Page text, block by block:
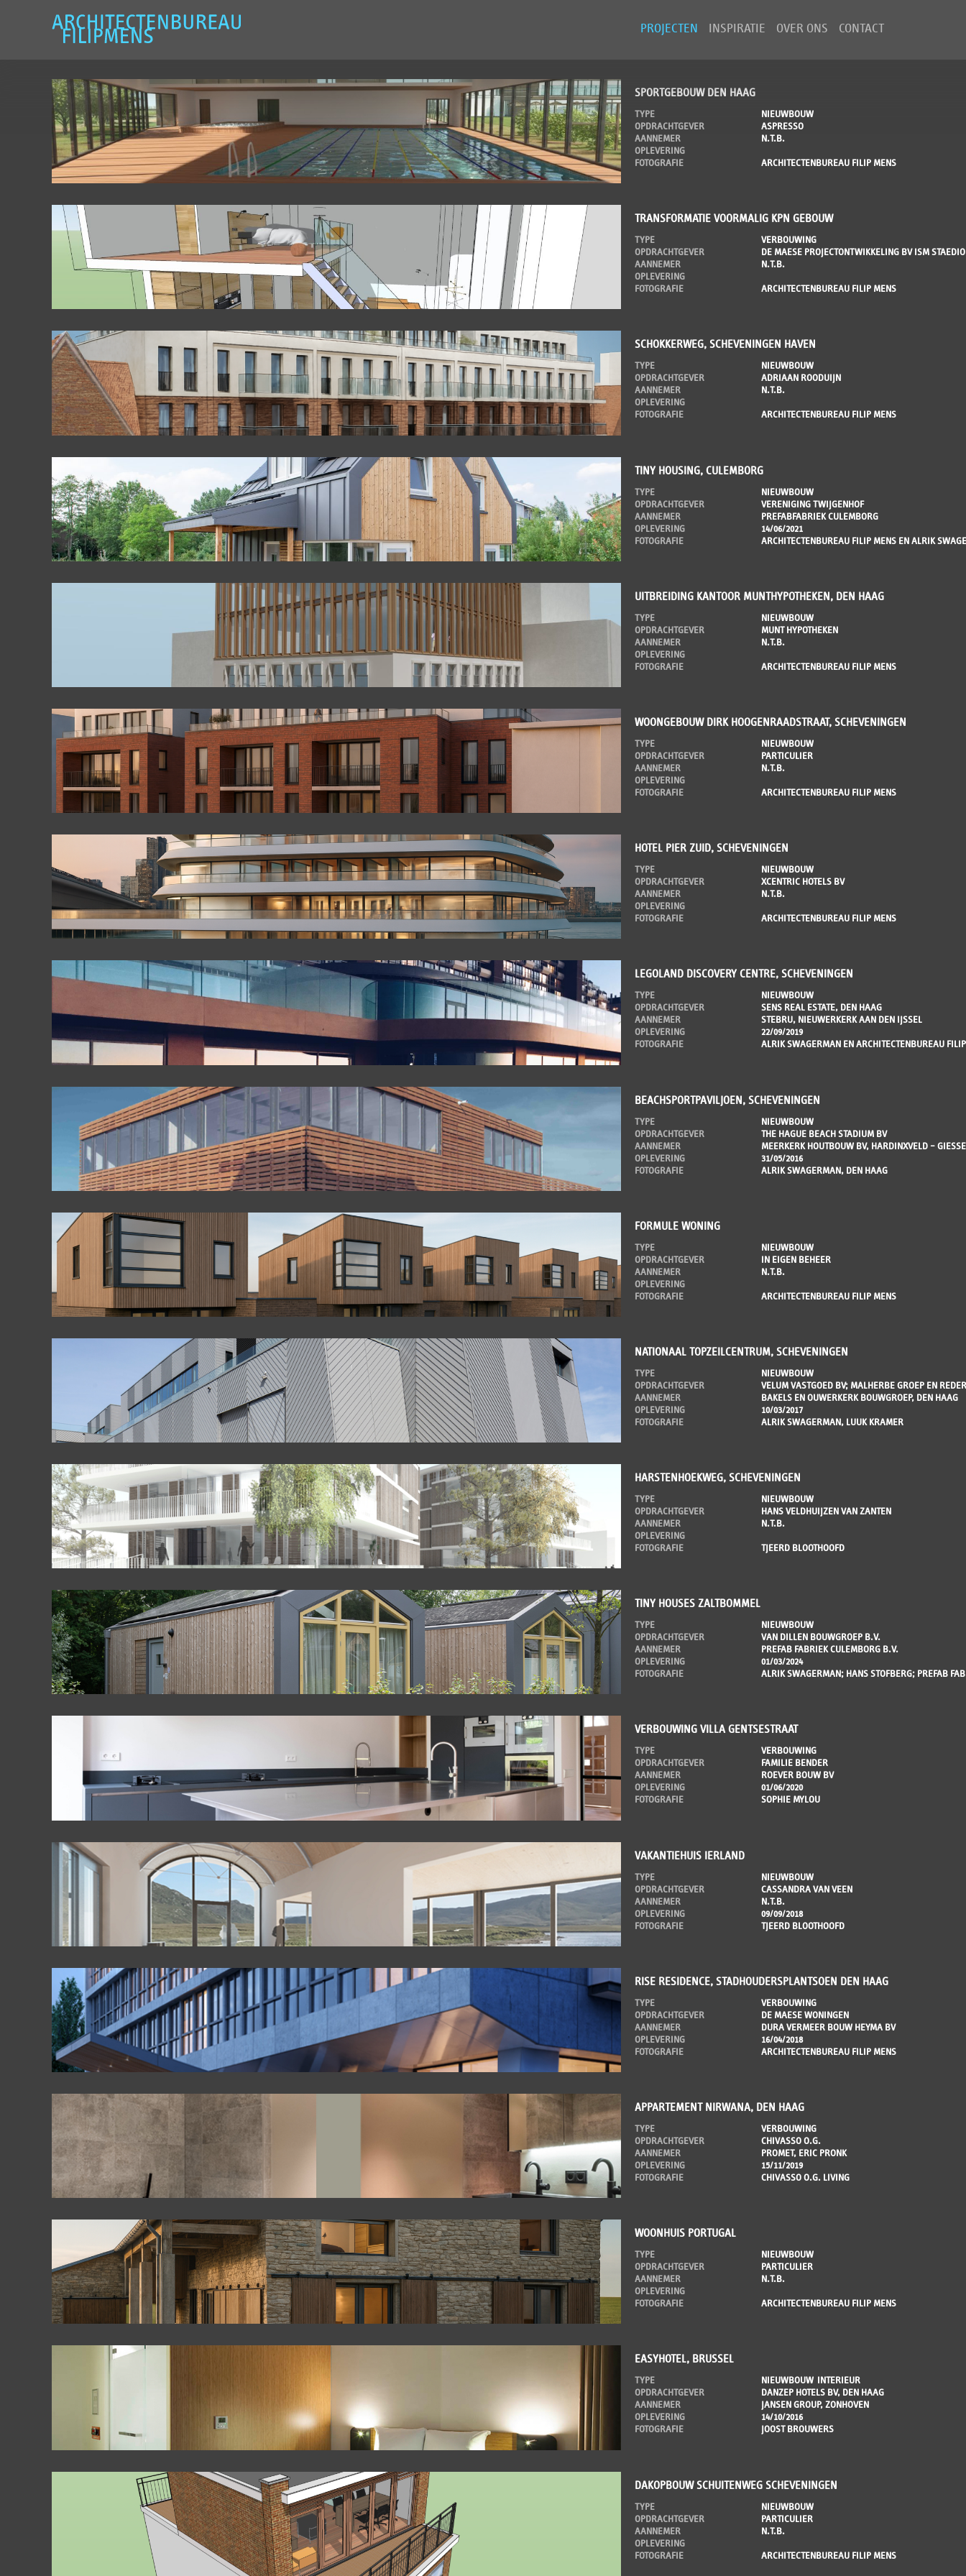
PROJECTEN INSPIRATIE OVER ONS CONTACT
SPORTGEBOUW DEN HAAG
TYPE
NIEUWBOUW
OPDRACHTGEVER
ASPRESSO
AANNEMER
N.T.B.
OPLEVERING
FOTOGRAFIE
ARCHITECTENBUREAU FILIP MENS
TRANSFORMATIE VOORMALIG KPN GEBOUW
TYPE
VERBOUWING
OPDRACHTGEVER
DE MAESE PROJECTONTWIKKELING BV ISM
AANNEMER
N.T.B.
OPLEVERING
FOTOGRAFIE
ARCHITECTENBUREAU FILIP MENS
SCHOKKERWEG, SCHEVENINGEN HAVEN
TYPE
NIEUWBOUW
OPDRACHTGEVER
ADRIAAN ROODUIJN
AANNEMER
N.T.B.
OPLEVERING
FOTOGRAFIE
ARCHITECTENBUREAU FILIP MENS
TINY HOUSING, CULEMBORG
TYPE
NIEUWBOUW
OPDRACHTGEVER
VERENIGING TWIJGENHOF
AANNEMER
PREFABFABRIEK CULEMBORG
OPLEVERING
14/06/2021
FOTOGRAFIE
ARCHITECTENBUREAU FILIP MENS EN ALRIK
UITBREIDING KANTOOR MUNTHYPOTHEKEN, DEN HAAG
TYPE
NIEUWBOUW
OPDRACHTGEVER
MUNT HYPOTHEKEN
AANNEMER
N.T.B.
OPLEVERING
FOTOGRAFIE
ARCHITECTENBUREAU FILIP MENS
WOONGEBOUW DIRK HOOGENRAADSTRAAT, SCHEVENINGEN
TYPE
NIEUWBOUW
OPDRACHTGEVER
PARTICULIER
AANNEMER
N.T.B.
OPLEVERING
FOTOGRAFIE
ARCHITECTENBUREAU FILIP MENS
HOTEL PIER ZUID, SCHEVENINGEN
TYPE
NIEUWBOUW
OPDRACHTGEVER
XCENTRIC HOTELS BV
AANNEMER
N.T.B.
OPLEVERING
FOTOGRAFIE
ARCHITECTENBUREAU FILIP MENS
LEGOLAND DISCOVERY CENTRE, SCHEVENINGEN
TYPE
NIEUWBOUW
OPDRACHTGEVER
SENS REAL ESTATE, DEN HAAG
AANNEMER
STEBRU, NIEUWERKERK AAN DEN IJSSEL
OPLEVERING
22/09/2019
FOTOGRAFIE
ALRIK SWAGERMAN EN ARCHITECTENBUREAU
BEACHSPORTPAVILJOEN, SCHEVENINGEN
TYPE
NIEUWBOUW
OPDRACHTGEVER
THE HAGUE BEACH STADIUM BV
AANNEMER
MEERKERK HOUTBOUW BV, HARDINXVELD –
OPLEVERING
31/05/2016
FOTOGRAFIE
ALRIK SWAGERMAN, DEN HAAG
FORMULE WONING
TYPE
NIEUWBOUW
OPDRACHTGEVER
IN EIGEN BEHEER
AANNEMER
N.T.B.
OPLEVERING
FOTOGRAFIE
ARCHITECTENBUREAU FILIP MENS
NATIONAAL TOPZEILCENTRUM, SCHEVENINGEN
TYPE
NIEUWBOUW
OPDRACHTGEVER
VELUM VASTGOED BV; MALHERBE GROEP EN
AANNEMER
BAKELS EN OUWERKERK BOUWGROEP, DEN HAAG
OPLEVERING
10/03/2017
FOTOGRAFIE
ALRIK SWAGERMAN, LUUK KRAMER
HARSTENHOEKWEG, SCHEVENINGEN
TYPE
NIEUWBOUW
OPDRACHTGEVER
HANS VELDHUIJZEN VAN ZANTEN
AANNEMER
N.T.B.
OPLEVERING
FOTOGRAFIE
TJEERD BLOOTHOOFD
TINY HOUSES ZALTBOMMEL
TYPE
NIEUWBOUW
OPDRACHTGEVER
VAN DILLEN BOUWGROEP B.V.
AANNEMER
PREFAB FABRIEK CULEMBORG B.V.
OPLEVERING
01/03/2024
FOTOGRAFIE
ALRIK SWAGERMAN; HANS STOFBERG; PREFAB
VERBOUWING VILLA GENTSESTRAAT
TYPE
VERBOUWING
OPDRACHTGEVER
FAMILIE BENDER
AANNEMER
ROEVER BOUW BV
OPLEVERING
01/06/2020
FOTOGRAFIE
SOPHIE MYLOU
VAKANTIEHUIS IERLAND
TYPE
NIEUWBOUW
OPDRACHTGEVER
CASSANDRA VAN VEEN
AANNEMER
N.T.B.
OPLEVERING
09/09/2018
FOTOGRAFIE
TJEERD BLOOTHOOFD
RISE RESIDENCE, STADHOUDERSPLANTSOEN DEN HAAG
TYPE
VERBOUWING
OPDRACHTGEVER
DE MAESE WONINGEN
AANNEMER
DURA VERMEER BOUW HEYMA BV
OPLEVERING
16/04/2018
FOTOGRAFIE
ARCHITECTENBUREAU FILIP MENS
APPARTEMENT NIRWANA, DEN HAAG
TYPE
VERBOUWING
OPDRACHTGEVER
CHIVASSO O.G.
AANNEMER
PROMET, ERIC PRONK
OPLEVERING
15/11/2019
FOTOGRAFIE
CHIVASSO O.G. LIVING
WOONHUIS PORTUGAL
TYPE
NIEUWBOUW
OPDRACHTGEVER
PARTICULIER
AANNEMER
N.T.B.
OPLEVERING
FOTOGRAFIE
ARCHITECTENBUREAU FILIP MENS
EASYHOTEL, BRUSSEL
TYPE NIEUWBOUW
INTERIEUR
OPDRACHTGEVER
DANZEP HOTELS BV, DEN HAAG
AANNEMER
JANSEN GROUP, ZONHOVEN
OPLEVERING
14/10/2016
FOTOGRAFIE
JOOST BROUWERS
DAKOPBOUW SCHUITENWEG SCHEVENINGEN
TYPE
NIEUWBOUW
OPDRACHTGEVER
PARTICULIER
AANNEMER
N.T.B.
OPLEVERING
FOTOGRAFIE
ARCHITECTENBUREAU FILIP MENS